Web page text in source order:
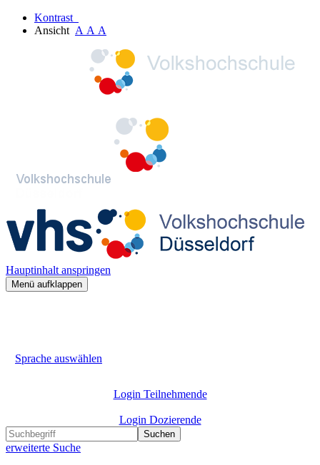
Kontrast
Ansicht A A A
Hauptinhalt anspringen
Menü aufklappen
Sprache auswählen
Login Teilnehmende
Login Dozierende
Suchen
erweiterte Suche